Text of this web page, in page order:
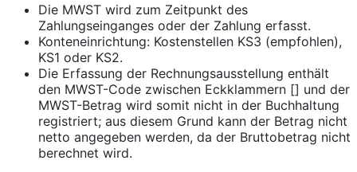
Die MWST wird zum Zeitpunkt des
Zahlungseinganges oder der Zahlung erfasst.
Konteneinrichtung: Kostenstellen KS3 (empfohlen),
KS1 oder KS2.
Die Erfassung der Rechnungsausstellung enthält
den MWST-Code zwischen Eckklammern [] und der
MWST-Betrag wird somit nicht in der Buchhaltung
registriert; aus diesem Grund kann der Betrag nicht
netto angegeben werden, da der Bruttobetrag nicht
berechnet wird.